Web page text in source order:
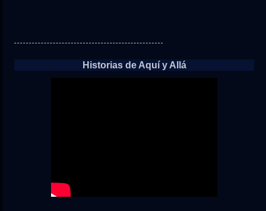
Historias de Aquí y Allá